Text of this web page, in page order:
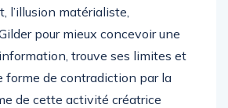
l’illusion matérialiste,
pour mieux concevoir une
trouve ses limites et
forme de contradiction par la
de cette activité créatrice